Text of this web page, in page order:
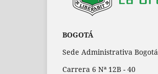
BOGOTÁ
Sede Administrativa Bogotá
Carrera 6 Nª 12B - 40